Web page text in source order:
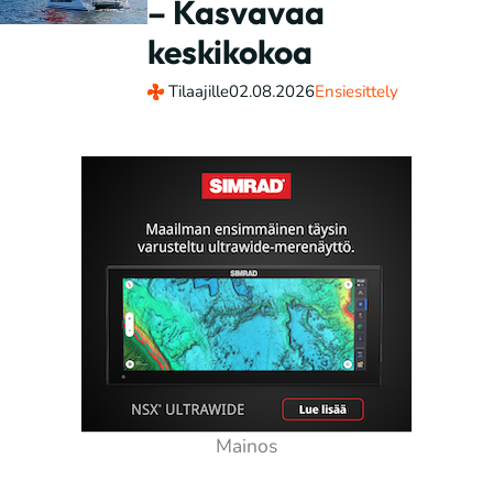
– Kasvavaa
keskikokoa
Tilaajille02.08.2026Ensiesittely